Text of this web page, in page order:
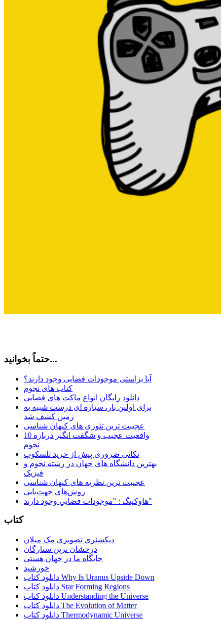
حتماً بخوانید...
آیا براستی موجودات فضایی وجود دارند؟
کتاب های نجوم
دانلود رایگان انواع ماکت های فضایی
برای اولین بار، سیاره ای درست شبیه به
زمین کشف شد
عجیبت ترین تئوری های کیهان شناسی
10 واقعیت عجیب و شگفت انگیز درباره
نجوم
نکاتی ضروری پیش از خرید تلسکوپ
بهترین دانشگاه های جهان در رشته نجوم و
فیزیک
عجیبت ترین نظریه های کیهان شناسی
روش‌های جهت‌یابی
هاوكينگ : "موجودات فضايي وجود دارند"
کتاب
دیکشنری تصویری مک میلان
درخشان ترین ستارگان
جایگاه ما در جهان هستی
خورشید
دانلود کتاب Why Is Uranus Upside Down
دانلود کتاب Star Forming Regions
دانلود کتاب Understanding the Universe
دانلود کتاب The Evolution of Matter
دانلود کتاب Thermodynamic Universe